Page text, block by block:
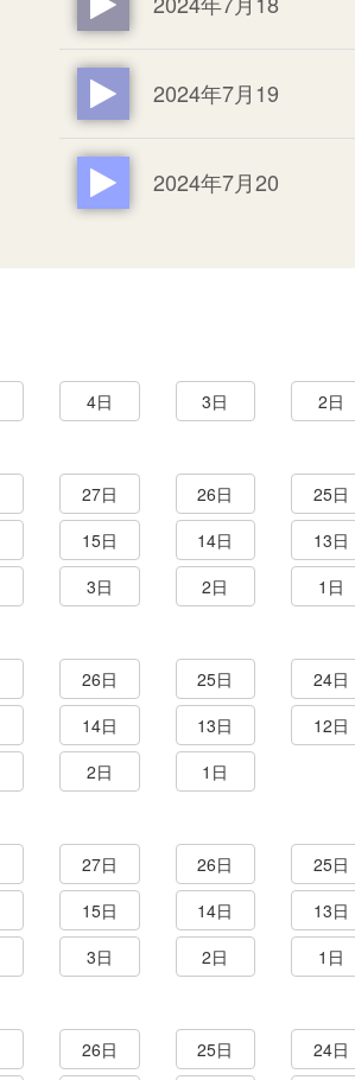
2024年7月19
2024年7月20
4日 3日 2日
27日 26日 25日
15日 14日 13日
3日 2日 1日
26日 25日 24日
14日 13日 12日
2日 1日
27日 26日 25日
15日 14日 13日
3日 2日 1日
26日 25日 24日